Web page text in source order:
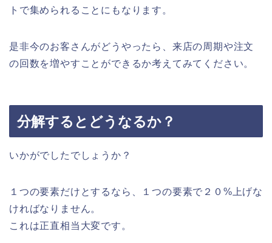
トで集められることにもなります。
是非今のお客さんがどうやったら、来店の周期や注文
の回数を増やすことができるか考えてみてください。
分解するとどうなるか？
いかがでしたでしょうか？
１つの要素だけとするなら、１つの要素で２０%上げな
ければなりません。
これは正直相当大変です。